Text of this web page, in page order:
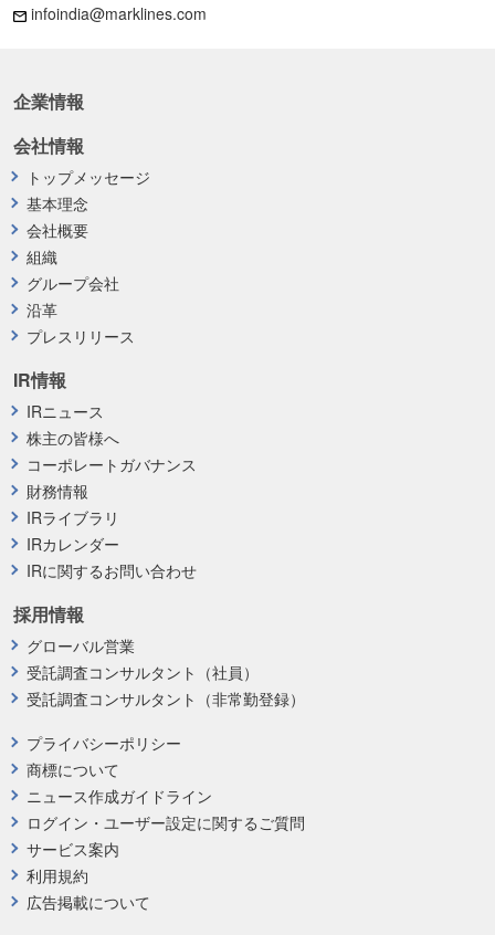
infoindia@marklines.com
企業情報
プライバシーポリシー
商標について
ニュース作成ガイドライン
ログイン・ユーザー設定に関するご質問
サービス案内
利用規約
広告掲載について
採用情報
グローバル営業
受託調査コンサルタント（社員）
受託調査コンサルタント（非常勤登録）
会社情報
トップメッセージ
基本理念
会社概要
組織
グループ会社
沿革
プレスリリース
IR情報
IRニュース
株主の皆様へ
コーポレートガバナンス
財務情報
IRライブラリ
IRカレンダー
IRに関するお問い合わせ